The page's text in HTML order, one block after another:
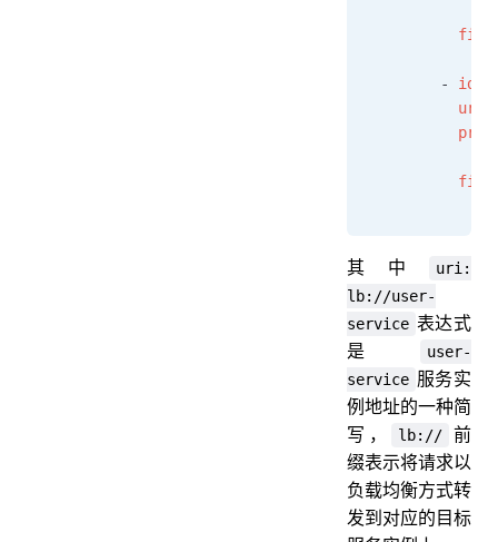
        -
id
          uri
其中
uri:
lb://user-
service 表达式
是
user-
service 服务实
例地址的一种简
写，
lb://
前
缀表示将请求以
负载均衡方式转
发到对应的目标